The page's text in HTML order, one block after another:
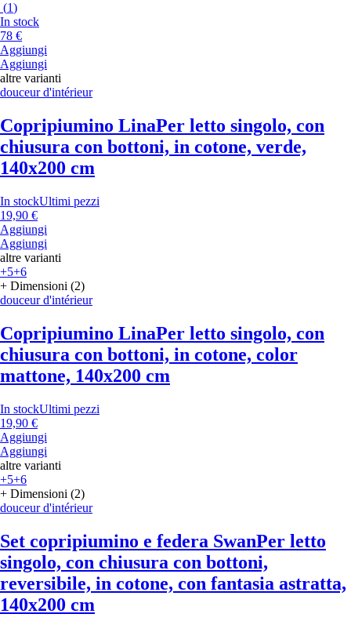
(1)
In stock
78 €
Aggiungi
Aggiungi
altre varianti
douceur d'intérieur
Copripiumino LinaPer letto singolo, con
chiusura con bottoni, in cotone, verde,
140x200 cm
In stockUltimi pezzi
19,90 €
Aggiungi
Aggiungi
altre varianti
+5+6
+ Dimensioni (2)
douceur d'intérieur
Copripiumino LinaPer letto singolo, con
chiusura con bottoni, in cotone, color
mattone, 140x200 cm
In stockUltimi pezzi
19,90 €
Aggiungi
Aggiungi
altre varianti
+5+6
+ Dimensioni (2)
douceur d'intérieur
Set copripiumino e federa SwanPer letto
singolo, con chiusura con bottoni,
reversibile, in cotone, con fantasia astratta,
140x200 cm